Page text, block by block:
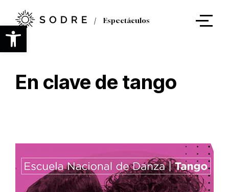
Abrir barra de herramientas
contenido
principal
Espectáculos
En clave de tango